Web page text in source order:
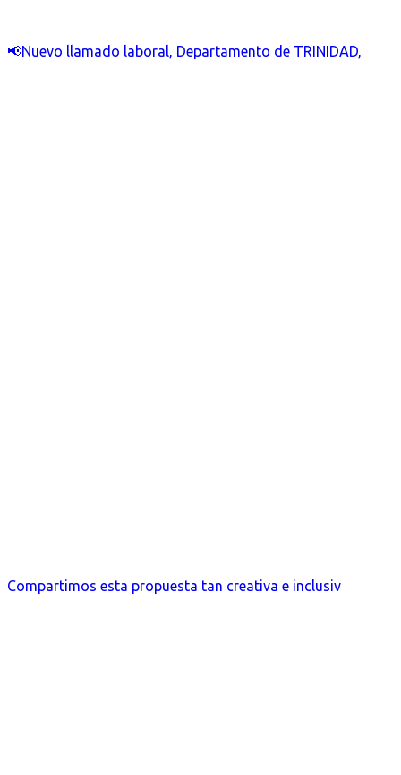
📢Nuevo llamado laboral, Departamento de TRINIDAD,
Compartimos esta propuesta tan creativa e inclusiv